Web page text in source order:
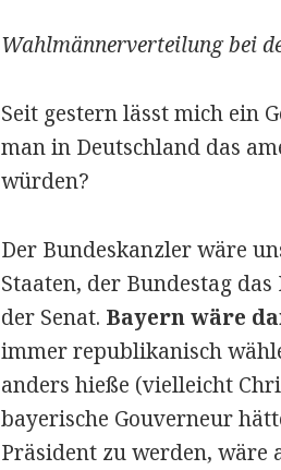
Wahlmännerverteilung bei
Seit gestern lässt mich ein
man in Deutschland das
würden?
Der Bundeskanzler wäre
Staaten, der Bundestag
der Senat. Bayern wäre
immer republikanisch
anders hieße (vielleicht
bayerische Gouverneur
Präsident zu werden, wäre